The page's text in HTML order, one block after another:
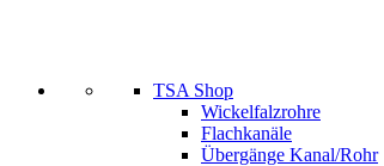
TSA Shop
Wickelfalzrohre
Flachkanäle
Übergänge Kanal/Rohr